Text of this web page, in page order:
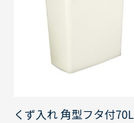
くず入れ 角型フタ付70L